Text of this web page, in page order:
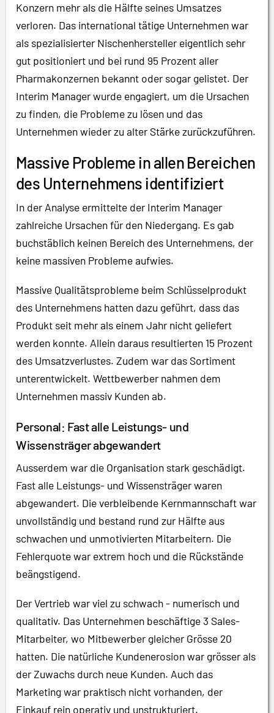
Konzern mehr als die Hälfte seines Umsatzes
verloren. Das international tätige Unternehmen war
als spezialisierter Nischenhersteller eigentlich sehr
gut positioniert und bei rund 95 Prozent aller
Pharmakonzernen bekannt oder sogar gelistet. Der
Interim Manager wurde engagiert, um die Ursachen
zu finden, die Probleme zu lösen und das
Unternehmen wieder zu alter Stärke zurückzuführen.
Massive Probleme in allen Bereichen
des Unternehmens identifiziert
In der Analyse ermittelte der Interim Manager
zahlreiche Ursachen für den Niedergang. Es gab
buchstäblich keinen Bereich des Unternehmens, der
keine massiven Probleme aufwies.
Massive Qualitätsprobleme beim Schlüsselprodukt
des Unternehmens hatten dazu geführt, dass das
Produkt seit mehr als einem Jahr nicht geliefert
werden konnte. Allein daraus resultierten 15 Prozent
des Umsatzverlustes. Zudem war das Sortiment
unterentwickelt. Wettbewerber nahmen dem
Unternehmen massiv Kunden ab.
Personal: Fast alle Leistungs- und
Wissensträger abgewandert
Ausserdem war die Organisation stark geschädigt.
Fast alle Leistungs- und Wissensträger waren
abgewandert. Die verbleibende Kernmannschaft war
unvollständig und bestand rund zur Hälfte aus
schwachen und unmotivierten Mitarbeitern. Die
Fehlerquote war extrem hoch und die Rückstände
beängstigend.
Der Vertrieb war viel zu schwach - numerisch und
qualitativ. Das Unternehmen beschäftige 3 Sales-
Mitarbeiter, wo Mitbewerber gleicher Grösse 20
hatten. Die natürliche Kundenerosion war grösser als
der Zuwachs durch neue Kunden. Auch das
Marketing war praktisch nicht vorhanden, der
Einkauf rein operativ und unstrukturiert.